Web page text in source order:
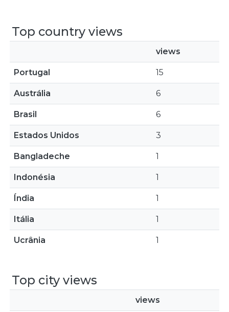
Top country views
views
Portugal 15
Austrália 6
Brasil 6
Estados Unidos 3
Bangladeche 1
Indonésia 1
Índia 1
Itália 1
Ucrânia 1
Top city views
views